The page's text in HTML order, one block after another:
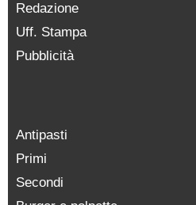
Redazione
Uff. Stampa
Pubblicità
Antipasti
Primi
Secondi